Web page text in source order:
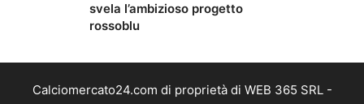
svela l’ambizioso progetto
rossoblu
Calciomercato24.com di proprietà di WEB 365 SRL -